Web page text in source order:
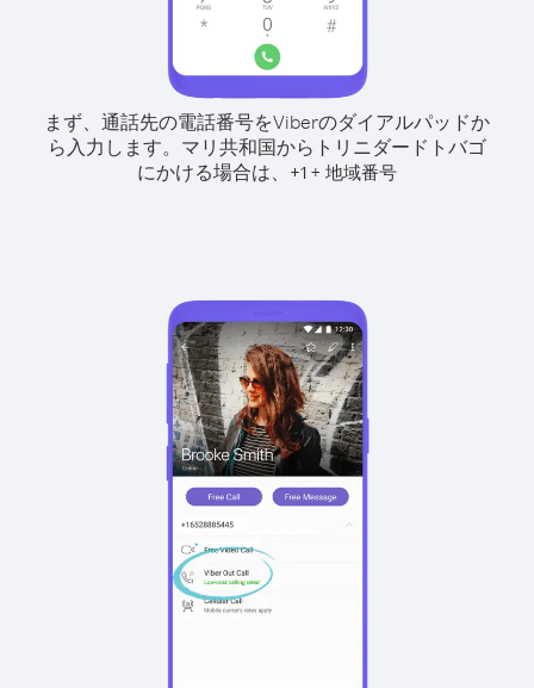
まず、通話先の電話番号をViberのダイアルパッドか
ら入力します。 マリ共和国からトリニダードトバゴ
にかける場合は、 +1 + 地域番号